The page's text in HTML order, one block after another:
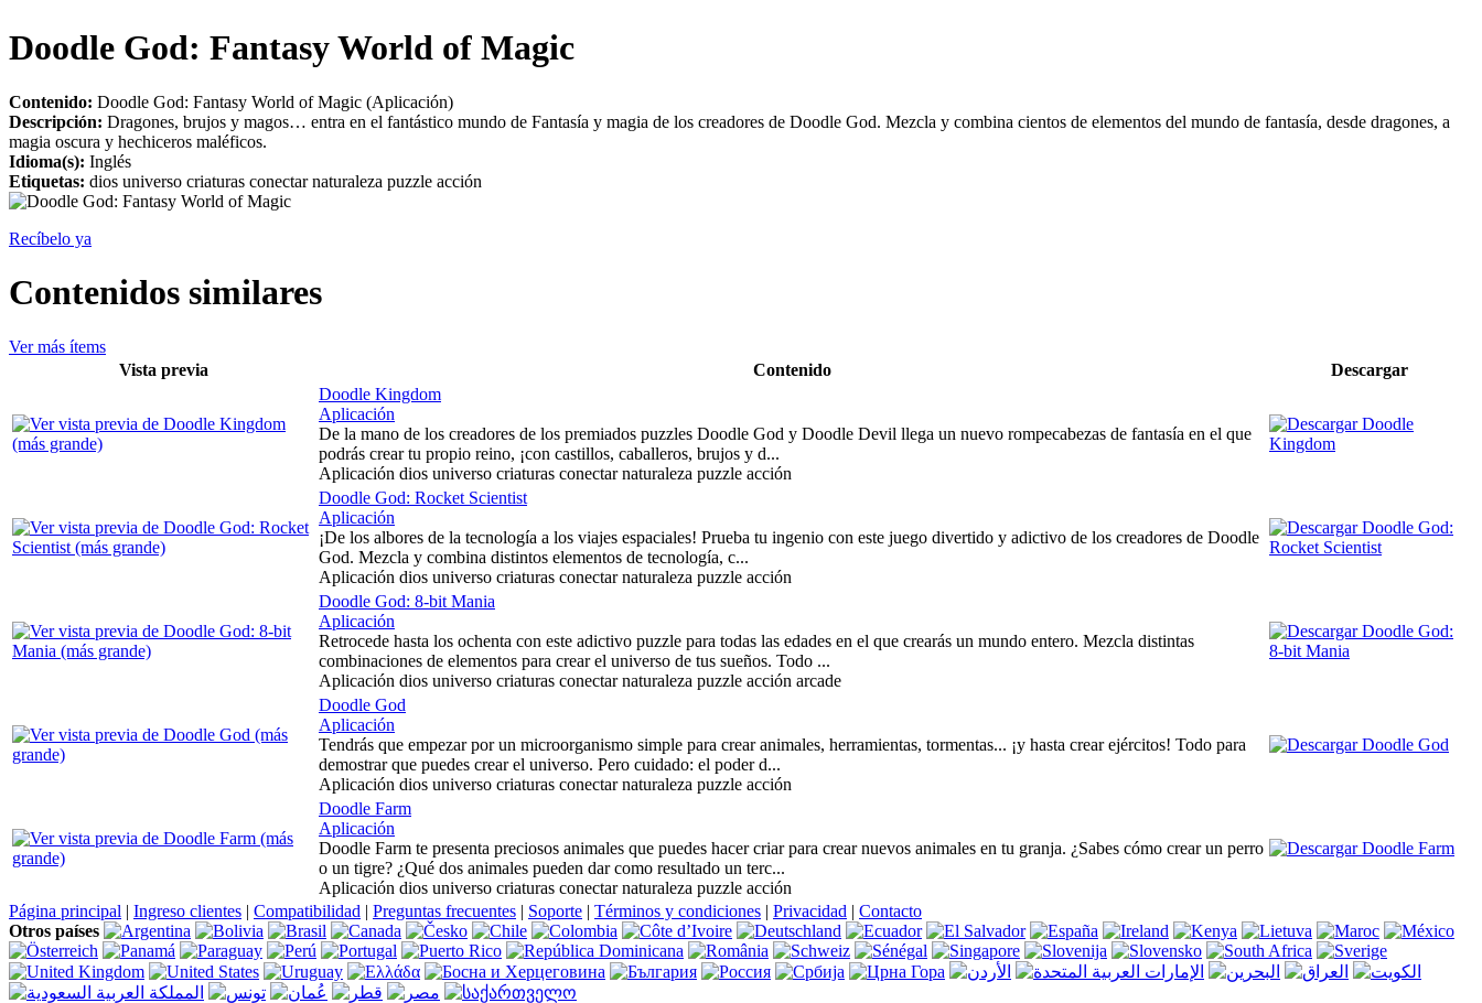
Doodle God: Fantasy World of Magic
Contenido: Doodle God: Fantasy World of Magic (Aplicación)
Descripción: Dragones, brujos y magos… entra en el fantástico mundo de Fantasía y magia de los creadores de Doodle God. Mezcla y combina cientos de elementos del mundo de fantasía, desde dragones, a
magia oscura y hechiceros maléficos.
Idioma(s): Inglés
Etiquetas: dios universo criaturas conectar naturaleza puzzle acción
Recíbelo ya
Contenidos similares
Ver más ítems
Vista previa
Contenido
Descargar
Doodle Kingdom
Aplicación
De la mano de los creadores de los premiados puzzles Doodle God y Doodle Devil llega un nuevo rompecabezas de fantasía en el que
podrás crear tu propio reino, ¡con castillos, caballeros, brujos y d...
Aplicación dios universo criaturas conectar naturaleza puzzle acción
Doodle God: Rocket Scientist
Aplicación
¡De los albores de la tecnología a los viajes espaciales! Prueba tu ingenio con este juego divertido y adictivo de los creadores de Doodle
God. Mezcla y combina distintos elementos de tecnología, c...
Aplicación dios universo criaturas conectar naturaleza puzzle acción
Doodle God: 8-bit Mania
Aplicación
Retrocede hasta los ochenta con este adictivo puzzle para todas las edades en el que crearás un mundo entero. Mezcla distintas
combinaciones de elementos para crear el universo de tus sueños. Todo ...
Aplicación dios universo criaturas conectar naturaleza puzzle acción arcade
Doodle God
Aplicación
Tendrás que empezar por un microorganismo simple para crear animales, herramientas, tormentas... ¡y hasta crear ejércitos! Todo para
demostrar que puedes crear el universo. Pero cuidado: el poder d...
Aplicación dios universo criaturas conectar naturaleza puzzle acción
Doodle Farm
Aplicación
Doodle Farm te presenta preciosos animales que puedes hacer criar para crear nuevos animales en tu granja. ¿Sabes cómo crear un perro
o un tigre? ¿Qué dos animales pueden dar como resultado un terc...
Aplicación dios universo criaturas conectar naturaleza puzzle acción
Página principal | Ingreso clientes | Compatibilidad | Preguntas frecuentes | Soporte | Términos y condiciones | Privacidad | Contacto
Otros países